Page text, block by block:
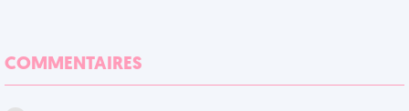
COMMENTAIRES